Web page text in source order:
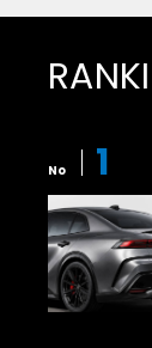
2025のハイラ
展示する。こ
IAAの主役は
バンまで揃
IAAモビリテ
は、もちろん
No 1